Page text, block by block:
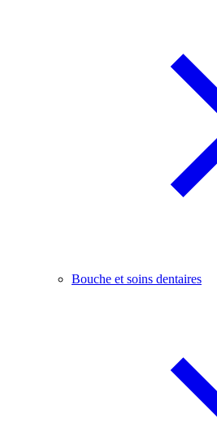
Bouche et soins dentaires